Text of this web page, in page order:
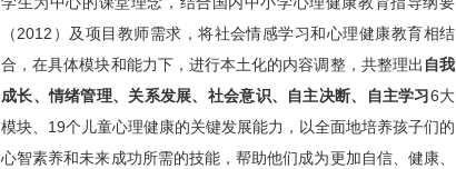
（2012）及项目教师需求，将社会情感学习和心理健康教育相结
合，在具体模块和能力下，进行本土化的内容调整，共整理出 自我
成长、情绪管理、关系发展、社会意识、自主决断、自主学习6大
模块、19个儿童心理健康的关键发展能力，以全面地培养孩子们的
心智素养和未来成功所需的技能，帮助他们成为更加自信、健康、